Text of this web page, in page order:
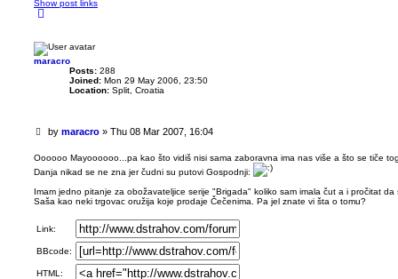
Show post links
maracro
Posts: 288
Joined: Mon 29 May 2006, 23:50
Location: Split, Croatia
U
r
e
d
p
s
by maracro» Thu 08 Mar 2007, 16:04
Oooooo Mayoooooo...pa kao što vidiš nisi sama zaboravna ima nas više a što se tiče
Danja nikad se ne zna jer čudni su putovi Gospodnji:
Imam jedno pitanje za obožavateljice serije "Brigada" koliko sam imala čut a i pročitat
Saša kao neki trgovac oružija koje prodaje Čečenima. Pa jel znate vi šta o tomu?
Link:
BBcode:
HTML: